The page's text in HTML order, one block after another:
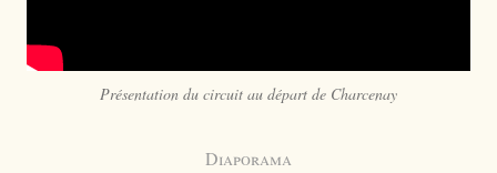
Présentation du circuit au départ de Charcenay
Diaporama